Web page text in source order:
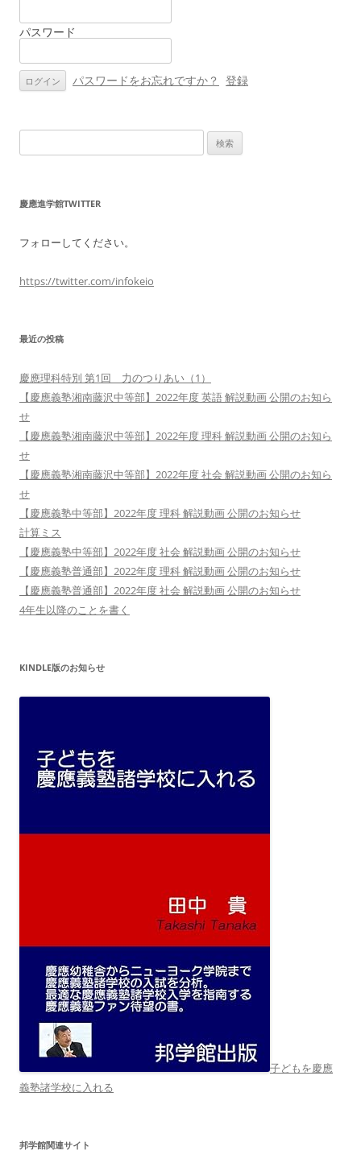
シ
ン
パスワード
パスワードをお忘れですか？ 登録
索:
慶應進学館TWITTER
フォローしてください。
https://twitter.com/infokeio
最近の投稿
慶應理科特別 第1回 力のつりあい（1）
【慶應義塾湘南藤沢中等部】2022年度 英語 解説動画 公開のお知ら
せ
【慶應義塾湘南藤沢中等部】2022年度 理科 解説動画 公開のお知ら
せ
【慶應義塾湘南藤沢中等部】2022年度 社会 解説動画 公開のお知ら
せ
【慶應義塾中等部】2022年度 理科 解説動画 公開のお知らせ
計算ミス
【慶應義塾中等部】2022年度 社会 解説動画 公開のお知らせ
【慶應義塾普通部】2022年度 理科 解説動画 公開のお知らせ
【慶應義塾普通部】2022年度 社会 解説動画 公開のお知らせ
4年生以降のことを書く
KINDLE版のお知らせ
子どもを慶應
義塾諸学校に入れる
邦学館関連サイト